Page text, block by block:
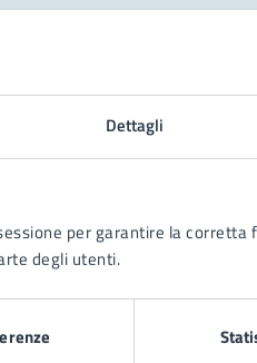
Dettagli
per garantire la
degli utenti.